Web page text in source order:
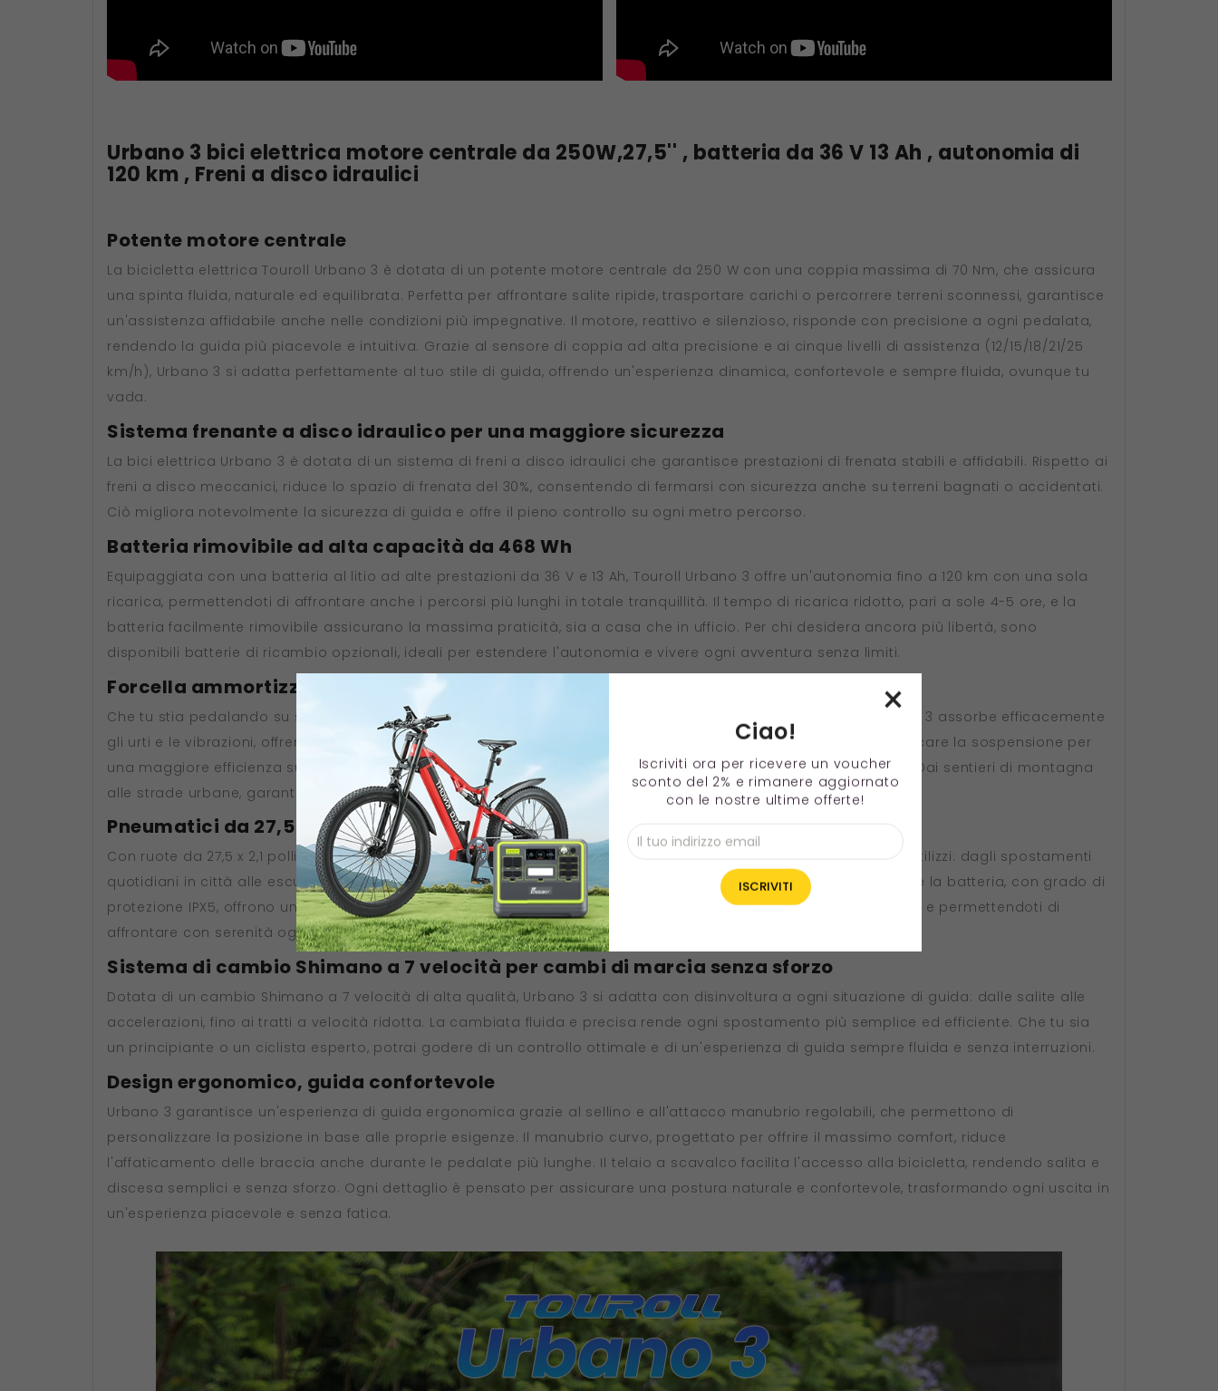
Urbano 3 bici elettrica motore centrale da 250W,27,5'' , batteria da 36 V 13 Ah , autonomia di
120 km , Freni a disco idraulici
Potente motore centrale
La bicicletta elettrica Touroll Urbano 3 è dotata di un potente motore centrale da 250 W con una coppia massima di 70 Nm, che assicura
una spinta fluida, naturale ed equilibrata. Perfetta per affrontare salite ripide, trasportare carichi o percorrere terreni sconnessi, garantisce
un'assistenza affidabile anche nelle condizioni più impegnative. Il motore, reattivo e silenzioso, risponde con precisione a ogni pedalata,
rendendo la guida più piacevole e intuitiva. Grazie al sensore di coppia ad alta precisione e ai cinque livelli di assistenza (12/15/18/21/25
km/h), Urbano 3 si adatta perfettamente al tuo stile di guida, offrendo un'esperienza dinamica, confortevole e sempre fluida, ovunque tu
vada.
Sistema frenante a disco idraulico per una maggiore sicurezza
La bici elettrica Urbano 3 è dotata di un sistema di freni a disco idraulici che garantisce prestazioni di frenata stabili e affidabili. Rispetto ai
freni a disco meccanici, riduce lo spazio di frenata del 30%, consentendo di fermarsi con sicurezza anche su terreni bagnati o accidentati.
Ciò migliora notevolmente la sicurezza di guida e offre il pieno controllo su ogni metro percorso.
Batteria rimovibile ad alta capacità da 468 Wh
Equipaggiata con una batteria al litio ad alte prestazioni da 36 V e 13 Ah, Touroll Urbano 3 offre un'autonomia fino a 120 km con una sola
ricarica, permettendoti di affrontare anche i percorsi più lunghi in totale tranquillità. Il tempo di ricarica ridotto, pari a sole 4-5 ore, e la
batteria facilmente rimovibile assicurano la massima praticità, sia a casa che in ufficio. Per chi desidera ancora più libertà, sono
disponibili batterie di ricambio opzionali, ideali per estendere l'autonomia e vivere ogni avventura senza limiti.
Forcella ammortizzata per una guida più fluida
Che tu stia pedalando su sentieri di campagna o strade cittadine irregolari, la forcella ammortizzata dell'Urbano 3 assorbe efficacemente
gli urti e le vibrazioni, offrendo un'esperienza di guida fluida e confortevole. Il design bloccabile consente di bloccare la sospensione per
una maggiore efficienza su strade pianeggianti e di sbloccarla per un maggiore comfort su terreni accidentati. Dai sentieri di montagna
alle strade urbane, garantisce una guida stabile e piacevole in ogni momento.
Pneumatici da 27,5 pollici e grado di impermeabilità IPX5
Con ruote da 27,5 x 2,1 pollici e un telaio in lega di alluminio leggero ma robusto, Urbano 3 è perfetta per diversi utilizzi: dagli spostamenti
quotidiani in città alle escursioni all'aria aperta, fino agli spostamenti all'interno del campus. Il sistema elettrico e la batteria, con grado di
protezione IPX5, offrono un'elevata resistenza all'acqua, assicurando prestazioni affidabili anche sotto la pioggia e permettendoti di
affrontare con serenità ogni condizione meteo.
Sistema di cambio Shimano a 7 velocità per cambi di marcia senza sforzo
Dotata di un cambio Shimano a 7 velocità di alta qualità, Urbano 3 si adatta con disinvoltura a ogni situazione di guida: dalle salite alle
accelerazioni, fino ai tratti a velocità ridotta. La cambiata fluida e precisa rende ogni spostamento più semplice ed efficiente. Che tu sia
un principiante o un ciclista esperto, potrai godere di un controllo ottimale e di un'esperienza di guida sempre fluida e senza interruzioni.
Design ergonomico, guida confortevole
Urbano 3 garantisce un'esperienza di guida ergonomica grazie al sellino e all'attacco manubrio regolabili, che permettono di
personalizzare la posizione in base alle proprie esigenze. Il manubrio curvo, progettato per offrire il massimo comfort, riduce
l'affaticamento delle braccia anche durante le pedalate più lunghe. Il telaio a scavalco facilita l'accesso alla bicicletta, rendendo salita e
discesa semplici e senza sforzo. Ogni dettaglio è pensato per assicurare una postura naturale e confortevole, trasformando ogni uscita in
un'esperienza piacevole e senza fatica.
×
Ciao!
Iscriviti ora per ricevere un voucher
sconto del 2% e rimanere aggiornato
con le nostre ultime offerte!